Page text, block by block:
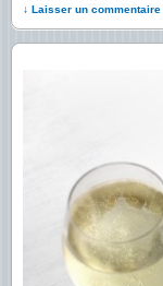
↓ Laisser un commentaire